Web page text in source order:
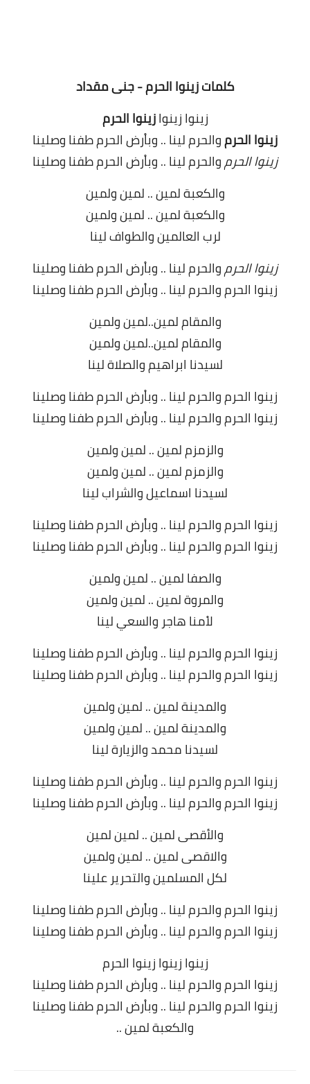
كلمات زينوا الحرم - جنى مقداد
زينوا زينوازينوا الحرم
زينوا الحرموالحرم لينا .. وباْرض الحرم طفنا وصلينا
زينوا الحرموالحرم لينا .. وباْرض الحرم طفنا وصلينا
والكعبة لمين .. لمين ولمين
والكعبة لمين .. لمين ولمين
لرب العالمين والطواف لينا
زينوا الحرموالحرم لينا .. وباْرض الحرم طفنا وصلينا
زينوا الحرم والحرم لينا .. وباْرض الحرم طفنا وصلينا
والمقام لمين..لمين ولمين
والمقام لمين..لمين ولمين
لسيدنا ابراهيم والصلاة لينا
زينوا الحرم والحرم لينا .. وباْرض الحرم طفنا وصلينا
زينوا الحرم والحرم لينا .. وباْرض الحرم طفنا وصلينا
والزمزم لمين .. لمين ولمين
والزمزم لمين .. لمين ولمين
لسيدنا اسماعيل والشراب لينا
زينوا الحرم والحرم لينا .. وباْرض الحرم طفنا وصلينا
زينوا الحرم والحرم لينا .. وباْرض الحرم طفنا وصلينا
والصفا لمين .. لمين ولمين
والمروة لمين .. لمين ولمين
لاْمنا هاجر والسعي لينا
زينوا الحرم والحرم لينا .. وباْرض الحرم طفنا وصلينا
زينوا الحرم والحرم لينا .. وباْرض الحرم طفنا وصلينا
والمدينة لمين .. لمين ولمين
والمدينة لمين .. لمين ولمين
لسيدنا محمد والزيارة لينا
زينوا الحرم والحرم لينا .. وباْرض الحرم طفنا وصلينا
زينوا الحرم والحرم لينا .. وباْرض الحرم طفنا وصلينا
والأقصى لمين .. لمين لمين
والاقصى لمين .. لمين ولمين
لكل المسلمين والتحرير علينا
زينوا الحرم والحرم لينا .. وباْرض الحرم طفنا وصلينا
زينوا الحرم والحرم لينا .. وباْرض الحرم طفنا وصلينا
زينوا زينوا زينوا الحرم
زينوا الحرم والحرم لينا .. وباْرض الحرم طفنا وصلينا
زينوا الحرم والحرم لينا .. وباْرض الحرم طفنا وصلينا
والكعبة لمين ..